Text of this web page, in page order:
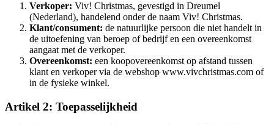
Verkoper: Viv! Christmas, gevestigd in Dreumel
(Nederland), handelend onder de naam Viv! Christmas.
Klant/consument: de natuurlijke persoon die niet handelt in
de uitoefening van beroep of bedrijf en een overeenkomst
aangaat met de verkoper.
Overeenkomst: een koopovereenkomst op afstand tussen
klant en verkoper via de webshop www.vivchristmas.com of
in de fysieke winkel.
Artikel 2: Toepasselijkheid